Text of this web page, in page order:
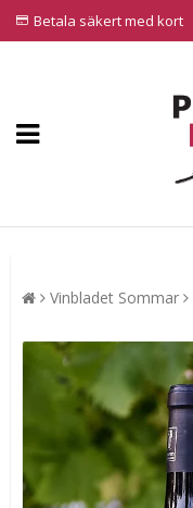
Betala säkert med kort
Vinbladet Sommar